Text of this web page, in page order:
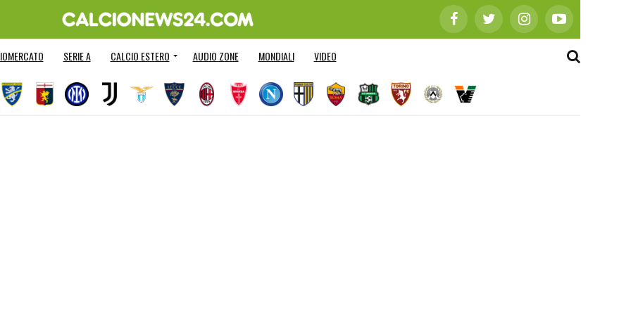
SERIE A CALCIO ESTERO AUDIO ZONE MONDIALI VIDEO